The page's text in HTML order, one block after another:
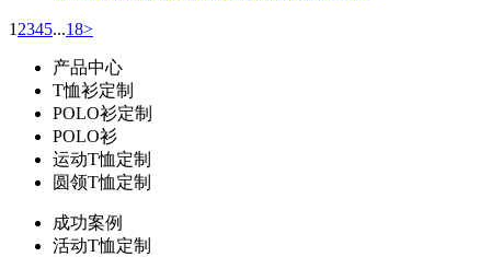
1 2345...18>
产品中心
T恤衫定制
POLO衫定制
POLO衫
运动T恤定制
圆领T恤定制
成功案例
活动T恤定制